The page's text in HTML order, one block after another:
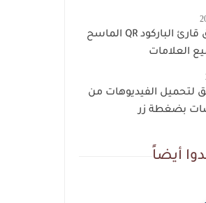
تنزيل تطبيق قارئ الباركود QR الماسح
العلامات
لتحميل الفيديوهات من
بضغطة زر
أيضاً